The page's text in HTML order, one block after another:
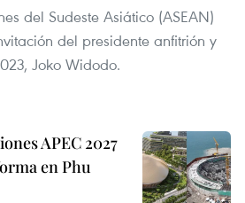
del Sudeste Asiático (ASEAN)
del presidente anfitrión y
Joko Widodo.
APEC 2027
en Phu